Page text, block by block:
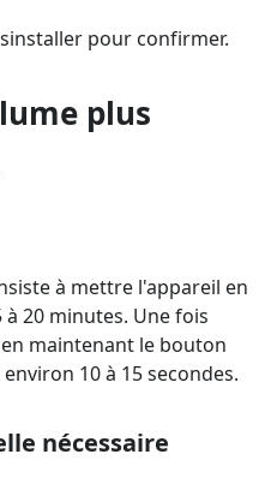
pour confirmer.
plus
à mettre l'appareil en
20 minutes. Une fois
maintenant le bouton
10 à 15 secondes.
nécessaire